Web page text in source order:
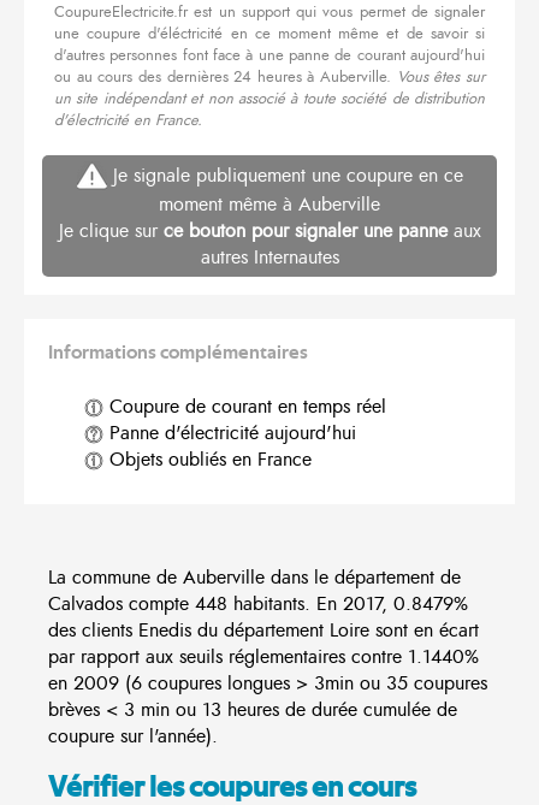
CoupureElectricite.fr est un support qui vous permet de signaler
une coupure d'éléctricité en ce moment même et de savoir si
d'autres personnes font face à une panne de courant aujourd'hui
ou au cours des dernières 24 heures à Auberville. Vous êtes sur
un site indépendant et non associé à toute société de distribution
d'électricité en France.
Je signale publiquement une coupure en ce
moment même à Auberville
Je clique sur ce bouton pour signaler une panneaux
autres Internautes
Informations complémentaires
Coupure de courant en temps réel
Panne d'électricité aujourd'hui
Objets oubliés en France
La commune de Auberville dans le département de
Calvados compte 448 habitants. En 2017, 0.8479%
des clients Enedis du département Loire sont en écart
par rapport aux seuils réglementaires contre 1.1440%
en 2009 (6 coupures longues > 3min ou 35 coupures
brèves < 3 min ou 13 heures de durée cumulée de
coupure sur l'année).
Vérifier les coupures en cours